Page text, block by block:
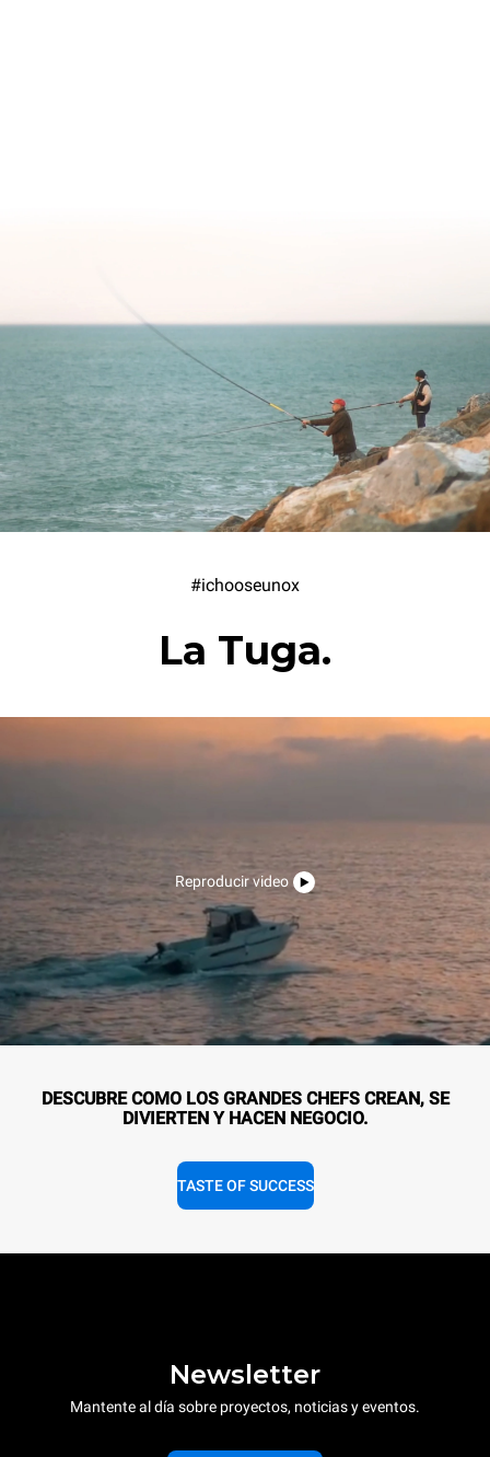
#ichooseunox
La Tuga.
Reproducir video
DESCUBRE COMO LOS GRANDES CHEFS CREAN, SE
DIVIERTEN Y HACEN NEGOCIO.
TASTE OF SUCCESS
Newsletter
Mantente al día sobre proyectos, noticias y eventos.